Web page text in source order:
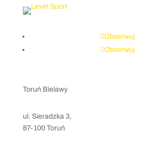
Obserwuj
Obserwuj
Toruń Bielawy
ul. Sieradzka 3,
87-100 Toruń